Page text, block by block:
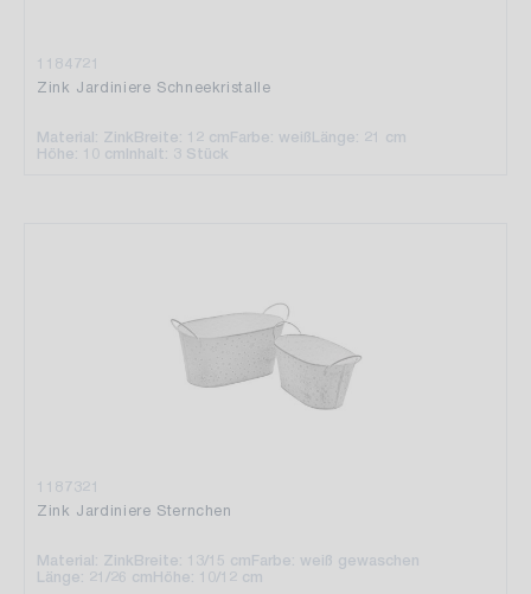
1184721
Zink Jardiniere Schneekristalle
Material: ZinkBreite: 12 cmFarbe: weißLänge: 21 cm
Höhe: 10 cmInhalt: 3 Stück
1187321
Zink Jardiniere Sternchen
Material: ZinkBreite: 13/15 cmFarbe: weiß gewaschen
Länge: 21/26 cmHöhe: 10/12 cm